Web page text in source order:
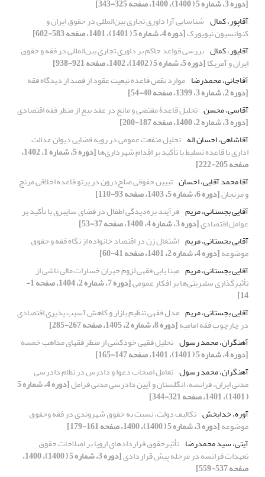
[دوره 3، شماره 5 ( 1400)، 1400، صفحه 325-343]
آقاپور، کمال شناسایی آرا داوری تجاری بین‌المللی در حقوق ایران و
کنوانسیون نیویورک[دوره 4، شماره 5 ( 1401)، 1401، صفحه 583-602]
آقاپور، کمال بررسی قواعد حاکم بر داوری تجاری بین‌المللی در فقه و حقوق
ایران و آمریکا[دوره 5، شماره 5 ( 1402)، 1402، صفحه 921-938]
آقاجانی، محمدرضا موارد نقض قاعده تبعیت عقود از قصد از دیدگاه فقه
[دوره 2، شماره 3، 1399، صفحه 40-54]
آقاسی، محسن تحلیل قاعدۀ مقتضی و مانع در عقد بیع از منظر فقه اقتصادی
[دوره 3، شماره 2، 1400، صفحه 187-200]
آقاشاهی، احسان اله تحلیل منفعت عمومی در رویه قضایی دیوان عدالت
اداری با قاعده تسلیط ‌با تأکید بر اقدام شهرداری‌ها [دوره 5، شماره 1، 1402،
صفحه 205-222]
آقا محمد آقایی، احسان تبیین حقوقی صلح‌درون در پرتو قاعده اخلاقی مرنج
و مرنجان[دوره 6، شماره 5، 1403، صفحه 93-110]
آقایی بجستانی، مریم فرآیند بزه‌دیدگی اطفال در فضای سایبری با تأکید بر
عوامل اقتصادی[دوره 3، شماره 4، 1400، صفحه 37-53]
آقایی بجستانی، مریم اشتغال زن در اقتصاد خانواده از نگاه فقه و حقوق
موضوعه[دوره 4، شماره 2، 1401، صفحه 41-60]
آقایی بجستانی، مریم مبنا یابی فقهی لزوم جبران خسارات مالی ناشی از
تأثیرگذاری سلبریتی‌ها بر افکار عمومی [دوره 7، شماره 2، 1404، صفحه 1-
14]
آقایی بجستانی، مریم مدل فقهی تنظیم بازار و کاهش آسیب پذیری اقتصادی
در چارچوب فقه امامیه[دوره 8، شماره 2، 1405، صفحه 267-285]
آهنگران، محمد رسول تحلیل فقهی خودکشی از منظر فقهای مذاهب خمسه
[دوره 4، شماره 5 ( 1401)، 1401، صفحه 147-165]
آهنگران، محمد رسول تعامل اصحاب دعوا و دادرس در نظام دادرسی
مدنی ایران، فرانسه، انگلستان و آیین دادرسی مدنی فرامل [دوره 4، شماره 5
( 1401)، 1401، صفحه 321-344]
آوره، خدابخش تکالیف دولت، نسبت به حقوق شهروندی در فقه وحقوق
موضوعه[دوره 3، شماره 5 ( 1400)، 1400، صفحه 161-179]
آیتی، سید محمدرضا تأثیرحقوق قراردادهای اروپا بر اصلاحات حقوق
تعهدات فرانسه در مرحله پیش قراردادی [دوره 3، شماره 5 ( 1400)، 1400،
صفحه 537-559]